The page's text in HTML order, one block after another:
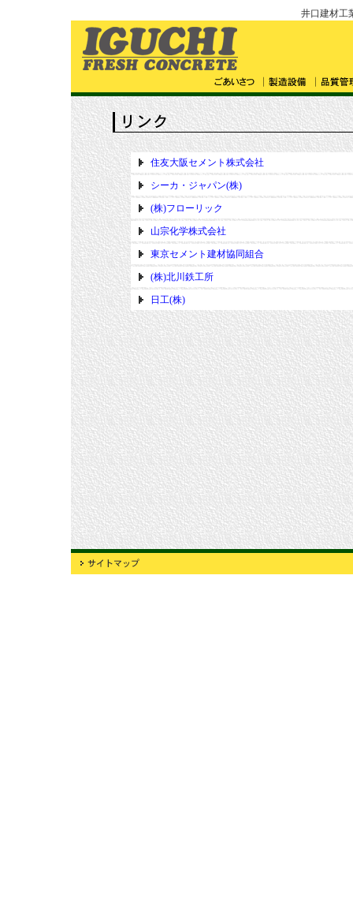
井口建材工
住友大阪セメント株式会社
シーカ・ジャパン(株)
(株)フローリック
山宗化学株式会社
東京セメント建材協同組合
(株)北川鉄工所
日工(株)